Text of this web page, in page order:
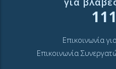
Επικοινωνία
Επικοινωνία